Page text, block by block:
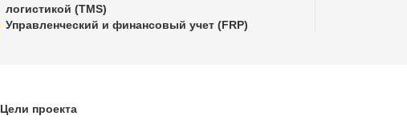
логистикой (TMS)
Управленческий и финансовый учет (FRP)
Цели проекта